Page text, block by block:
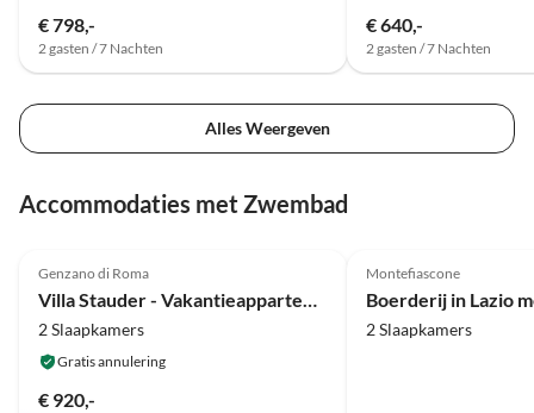
€ 798,-
2 gasten / 7 Nachten
€ 640,-
2 gasten / 7 Nachten
Alles Weergeven
Accommodaties met Zwembad
Genzano di Roma
Villa Stauder - Vakantieappartement Olivi
2 Slaapkamers
Gratis annulering
€ 920,-
Montefiascone
2 Slaapkamers